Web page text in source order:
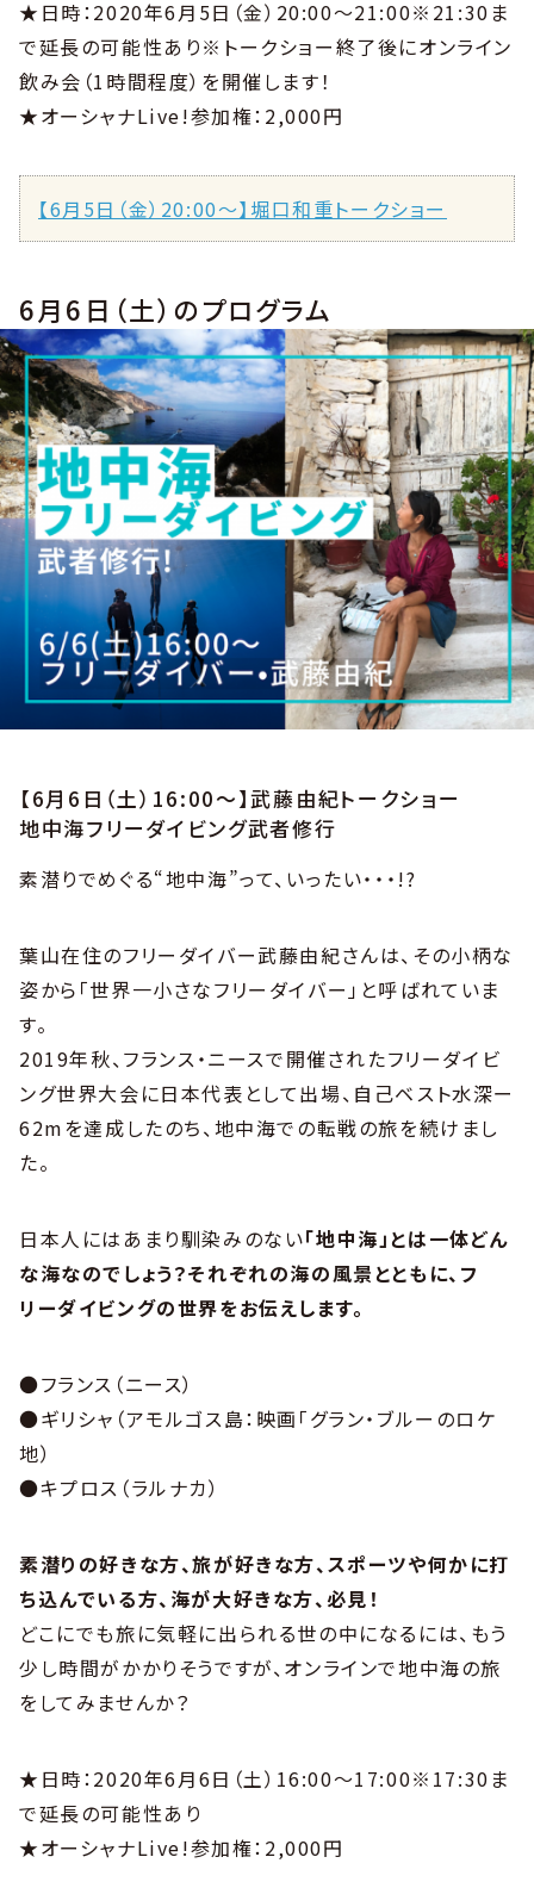
★日時：2020年6月5日（金）20:00〜21:00※21:30ま
で延長の可能性あり※トークショー終了後にオンライン
飲み会（1時間程度）を開催します！
★オーシャナLive!参加権：2,000円
【6月5日（金）20:00〜】堀口和重トークショー
6月6日（土）のプログラム
【6月6日（土）16:00〜】武藤由紀トークショー
地中海フリーダイビング武者修行
素潜りでめぐる“地中海”って、いったい・・・!?
葉山在住のフリーダイバー武藤由紀さんは、その小柄な
姿から「世界一小さなフリーダイバー」と呼ばれていま
す。
2019年秋、フランス・ニースで開催されたフリーダイビ
ング世界大会に日本代表として出場、自己ベスト水深ー
62mを達成したのち、地中海での転戦の旅を続けまし
た。
日本人にはあまり馴染みのない「地中海」とは一体どん
な海なのでしょう？それぞれの海の風景とともに、フ
リーダイビングの世界をお伝えします。
●フランス（ニース）
●ギリシャ（アモルゴス島：映画「グラン・ブルーのロケ
地）
●キプロス（ラルナカ）
素潜りの好きな方、旅が好きな方、スポーツや何かに打
ち込んでいる方、海が大好きな方、必見！
どこにでも旅に気軽に出られる世の中になるには、もう
少し時間がかかりそうですが、オンラインで地中海の旅
をしてみませんか？
★日時：2020年6月6日（土）16:00〜17:00※17:30ま
で延長の可能性あり
★オーシャナLive!参加権：2,000円